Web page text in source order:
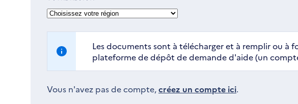
Les documents sont à télécharger et à remplir ou à
plateforme de dépôt de demande d'aide (un
Vous n'avez pas de compte,créez un compte ici.